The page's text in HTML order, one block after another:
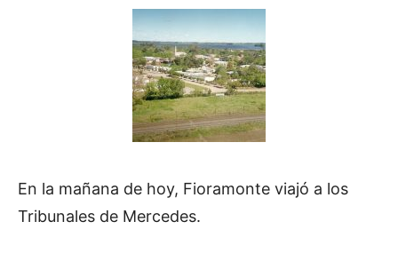
En la mañana de hoy, Fioramonte viajó a los
Tribunales de Mercedes.